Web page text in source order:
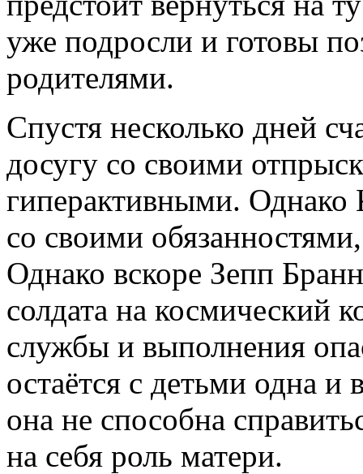
уже подросли и готовы
родителями.
Спустя несколько дней
досугу со своими
гиперактивными. Однако
со своими
Однако вскоре Зепп
солдата на космический
службы и выполнения
остаётся с детьми одна и
она не способна
на себя роль матери.